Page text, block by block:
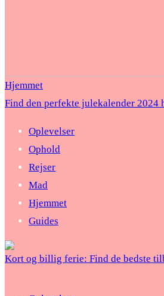
Hjemmet
Find den perfekte julekalender 2024
Oplevelser
Ophold
Rejser
Mad
Hjemmet
Guides
Kort og billig ferie: Find de bedste